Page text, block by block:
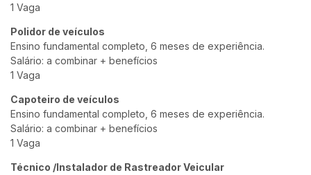
1 Vaga
Polidor de veículos
Ensino fundamental completo, 6 meses de experiência.
Salário: a combinar + benefícios
1 Vaga
Capoteiro de veículos
Ensino fundamental completo, 6 meses de experiência.
Salário: a combinar + benefícios
1 Vaga
Técnico /Instalador de Rastreador Veicular